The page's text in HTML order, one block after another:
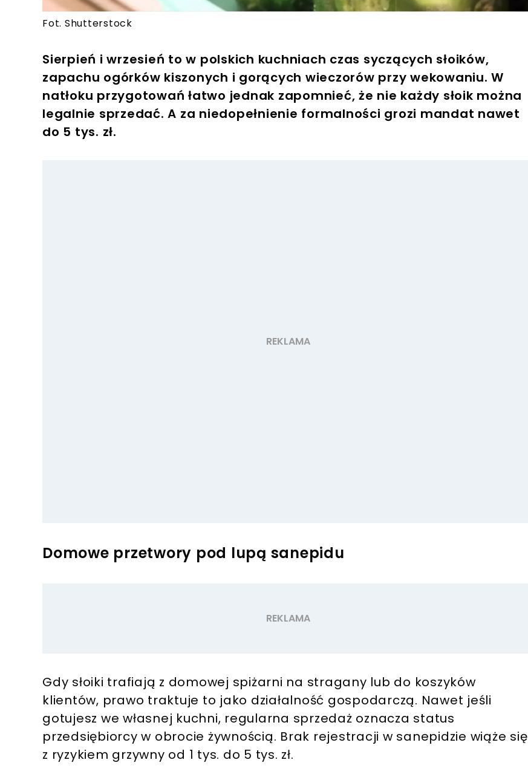
Fot. Shutterstock
Sierpień i wrzesień to w polskich kuchniach czas syczących słoików,
zapachu ogórków kiszonych i gorących wieczorów przy wekowaniu. W
natłoku przygotowań łatwo jednak zapomnieć, że nie każdy słoik można
legalnie sprzedać. A za niedopełnienie formalności grozi mandat nawet
do 5 tys. zł.
Domowe przetwory pod lupą sanepidu
Gdy słoiki trafiają z domowej spiżarni na stragany lub do koszyków
klientów, prawo traktuje to jako działalność gospodarczą. Nawet jeśli
gotujesz we własnej kuchni, regularna sprzedaż oznacza status
przedsiębiorcy w obrocie żywnością. Brak rejestracji w sanepidzie wiąże się
z ryzykiem grzywny od 1 tys. do 5 tys. zł.